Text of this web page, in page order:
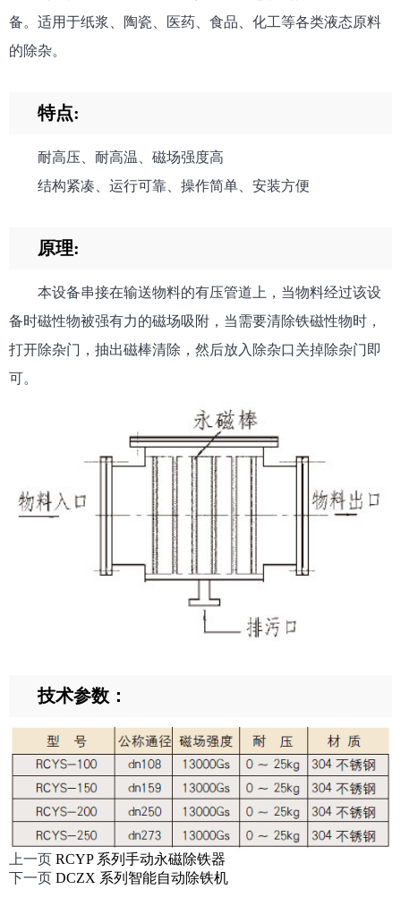
备。适用于纸浆、陶瓷、医药、食品、化工等各类液态原料
的除杂。
特点:
耐高压、耐高温、磁场强度高
结构紧凑、运行可靠、操作简单、安装方便
原理:
本设备串接在输送物料的有压管道上，当物料经过该设
备时磁性物被强有力的磁场吸附，当需要清除铁磁性物时，
打开除杂门，抽出磁棒清除，然后放入除杂口关掉除杂门即
可。
技术参数：
上一页 RCYP 系列手动永磁除铁器
下一页 DCZX 系列智能自动除铁机